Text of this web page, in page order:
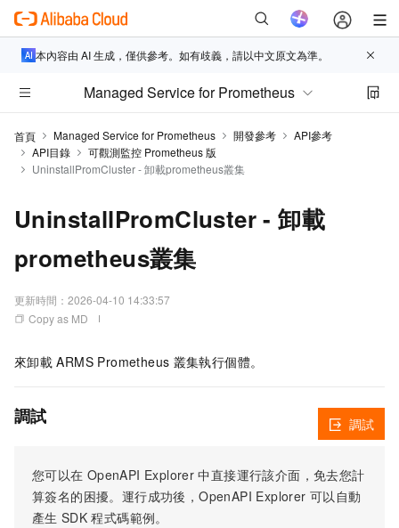
本內容由 AI 生成，僅供參考。如有歧義，請以中文原文為準。
Managed Service for Prometheus
首頁 Managed Service for Prometheus 開發參考
API參考
API目錄
可觀測監控 Prometheus 版
UninstallPromCluster - 卸載prometheus叢集
UninstallPromCluster - 卸載
prometheus叢集
更新時間： 2026-04-10 14:33:57
Copy as MD
來卸載 ARMS Prometheus 叢集執行個體。
調試
您可以在 OpenAPI Explorer 中直接運行該介面，免去您計
算簽名的困擾。運行成功後，OpenAPI Explorer 可以自動
產生 SDK 程式碼範例。
調試